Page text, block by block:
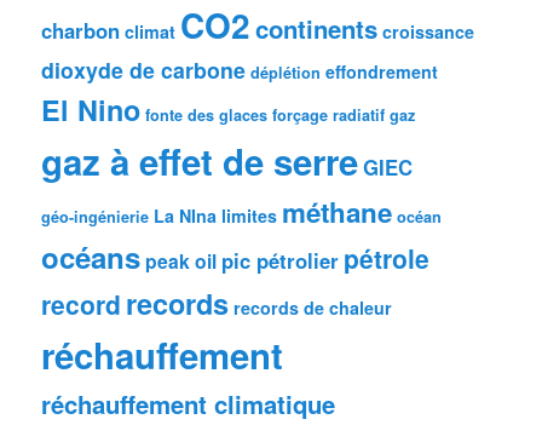
charbon climat CO2continents croissance
dioxyde de carbone déplétion effondrement
El Nino fonte des glaces forçage radiatif gaz
gaz à effet de serreGIEC
géo-ingénierie La NIna limites méthane océan
océans peak oil pic pétrolier pétrole
record records records de chaleur
réchauffement
réchauffement climatique